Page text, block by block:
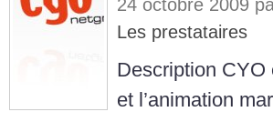
24 octobre 2009
Les prestataires
Description CYO
et l’animation